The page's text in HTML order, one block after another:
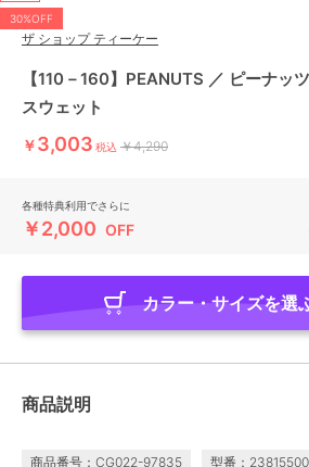
30%OFF
ザ ショップ ティーケー
【110－160】PEANUTS ／ ピーナッ
スウェット
￥3,003 税込 ￥4,290
各種特典利用でさらに
￥2,000 OFF
カラー・サイズを選
商品説明
商品番号：CG022-97835 型番：23815500